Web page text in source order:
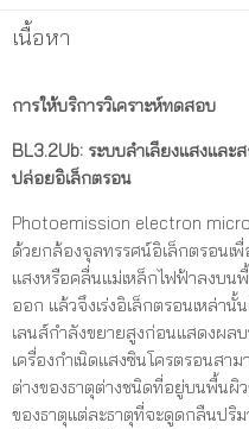
เนื้อหา
การให้บริการวิเคราะห์ทดสอบ
BL3.2Ub: ระบบลำเลียงแสงแล
ปล่อยอิเล็กตรอน
Photoemission electron
ด้วยกล้องจุลทรรศน์อิเล็กตรอนเ
แสงหรือคลื่นแม่เหล็กไฟฟ้าลงบน
ออก แล้วจึงเร่งอิเล็กตรอนเหล่า
เลนส์กำลังขยายสูงก่อนแสดงผล
เครื่องกำเนิดแสงซินโครตรอนสา
ต่างของธาตุต่างชนิดที่อยู่บนพื้นผิ
ของธาตุแต่ละธาตุที่จะดูดกลืนป